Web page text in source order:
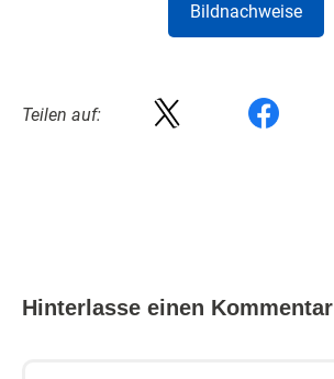
Bildnachweise
Teilen auf:
Hinterlasse einen Kommentar